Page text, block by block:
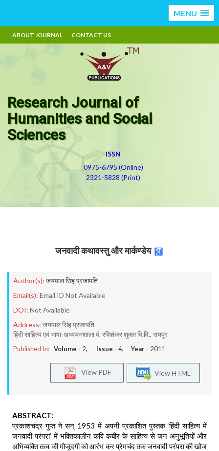
MENU
ABOUT JOURNAL CONTACT US
Research Journal of
Humanities and Social
Sciences
ISSN
0975-6795 (Online)
2321-5828 (Print)
जनवादी कथावस्तु और मार्कण्डेय
Author(s): जयपाल सिंह प्रजापति
Email(s): Email ID Not Available
DOI: Not Available
Address: जयपाल सिंह प्रजापति
हिंदी साहित्य एवं भाषा-अध्ययनशाला पं. रविशंकर शुक्ल वि.वि., रायपुर
Published In: Volume - 2, Issue - 4, Year - 2011
View HTML
View PDF
ABSTRACT:
प्रकाशचंद्र गुप्त ने सन् 1953 में अपनी प्रकाशित पुस्तक ‘हिंदी साहित्य में
जनवादी परंपरा’ में भक्तिकालीन कवि कबीर के साहित्य से जन अनुभूतियों और
अभिव्यक्ति तत्व की मौजूदगी को आरंभ कर प्रेमचंद तक जनवादी परंपरा की खोज